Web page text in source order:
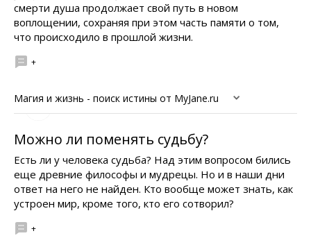
смерти душа продолжает свой путь в новом
воплощении, сохраняя при этом часть памяти о том,
что происходило в прошлой жизни.
+
Магия и жизнь - поиск истины от MyJane.ru
Можно ли поменять судьбу?
Есть ли у человека судьба? Над этим вопросом бились
еще древние философы и мудрецы. Но и в наши дни
ответ на него не найден. Кто вообще может знать, как
устроен мир, кроме того, кто его сотворил?
+